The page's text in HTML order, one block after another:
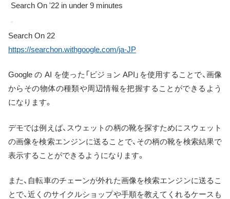
Search On '22 in under 9 minutes
Search On 22
https://searchon.withgoogle.com/ja-JP
Google の AI を使った「ビジョン API」を使用することで、画像
からその物体の種類や周辺情報を把握することができるよう
になります。
デモでは例えば、スウェットの柄の靴を探すためにスウェット
の画像を検索エンジンに送ることで、その柄の靴を検索結果で
表示することができるようになります。
また、自転車のチェーンが外れた画像を検索エンジンに送るこ
とで、近くのサイクルショップや手順を教えてくれるケースも